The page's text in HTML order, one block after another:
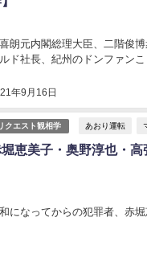
年9月16日
朗元内閣総理大臣、二階俊
ド社長、紀州のドンファン
クエスト観相学 あおり運転
恵美子・奥野淳也・高
になってからの犯罪者、赤